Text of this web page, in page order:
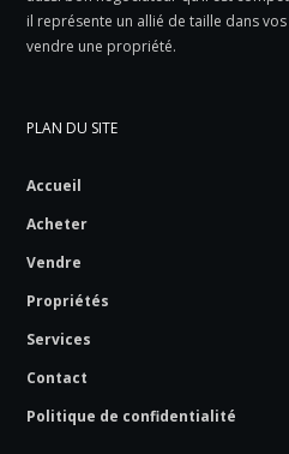
il représente un allié de taille dans
vendre une propriété.
PLAN DU SITE
Accueil
Acheter
Vendre
Propriétés
Services
Contact
Politique de confidentialité